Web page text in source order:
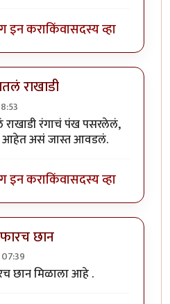
इन कराकिंवासदस्य व्हा
राखाडी
रंगाचं पंख पसरलेलं,
आहेत असं जास्त आवडलं.
इन कराकिंवासदस्य व्हा
छान
छान मिळाला आहे .